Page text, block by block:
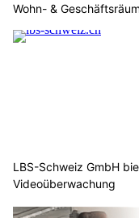
Wohn- &
LBS-Schweiz GmbH
Videoüberwachung